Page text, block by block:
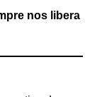
nos libera